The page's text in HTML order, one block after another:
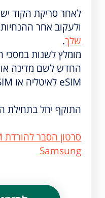
לאחר סריקת הקוד
ולעקוב אחר ההנחיות
שלך.
החדש לשם מדינה
eSIM לאיטליה או eSIM לאירופה.
התוקף יחל בתחילת
Samsung